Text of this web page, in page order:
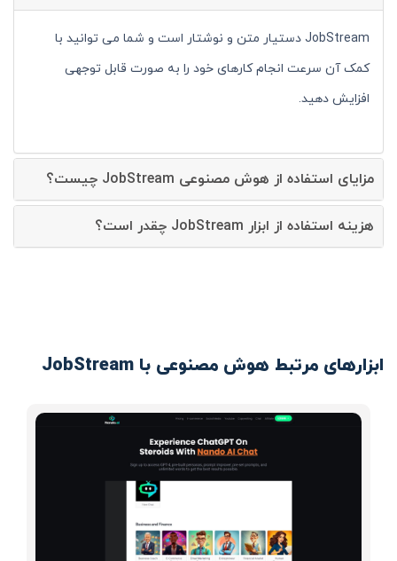
JobStream دستیار متن و نوشتار است و شما می توانید با
کمک آن سرعت انجام کارهای خود را به صورت قابل توجهی
افزایش دهید.
مزایای استفاده از هوش مصنوعی JobStream چیست؟
هزینه استفاده از ابزار JobStream چقدر است؟
ابزارهای مرتبط هوش مصنوعی با JobStream